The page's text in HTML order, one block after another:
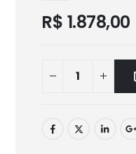
R$ 1.878,00